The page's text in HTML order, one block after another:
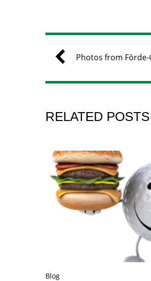
Photos from Förde-
RELATED POSTS
Blog